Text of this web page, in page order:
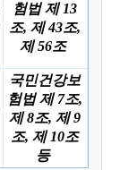
험법 제 13
조, 제 43조,
제 56조
국민건강보
험법 제 7조,
제 8조, 제 9
조, 제 10조
등